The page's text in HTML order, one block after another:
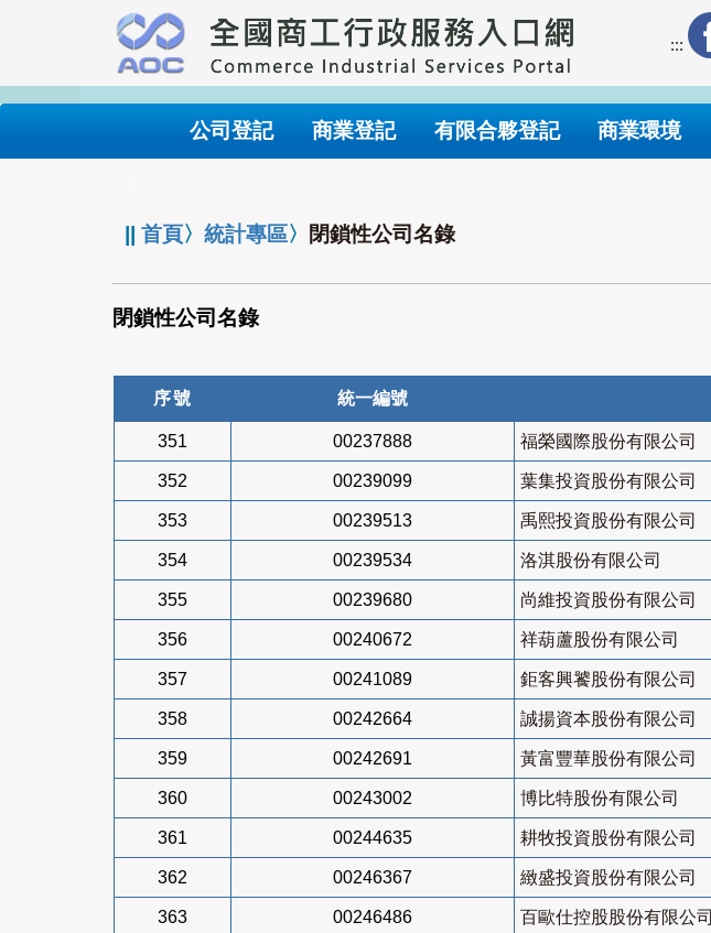
要
內
:::
公司登記 商業登記 有限合夥登記 商業環境
||首頁〉統計專區〉 閉鎖性公司名錄
閉鎖性公司名錄
序號 統一編號
351 00237888 福榮國際股份有限公司
352 00239099 葉集投資股份有限公司
353 00239513 禹熙投資股份有限公司
354 00239534 洛淇股份有限公司
355 00239680 尚維投資股份有限公司
356 00240672 祥葫蘆股份有限公司
357 00241089 鉅客興饕股份有限公司
358 00242664 誠揚資本股份有限公司
359 00242691 黃富豐華股份有限公司
360 00243002 博比特股份有限公司
361 00244635 耕牧投資股份有限公司
362 00246367 緻盛投資股份有限公司
363 00246486 百歐仕控股股份有限公司